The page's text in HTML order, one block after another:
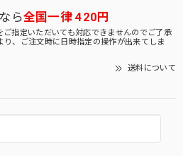
ら全国一律 420円
指定いただいても対応できませんのでご了承
り、ご注文時に日時指定の操作が出来てしま
送料について